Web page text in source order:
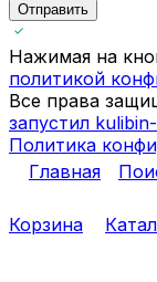
Отправить
Нажимая на
политикой
Все права
запустил
Политика
Главная
Корзина